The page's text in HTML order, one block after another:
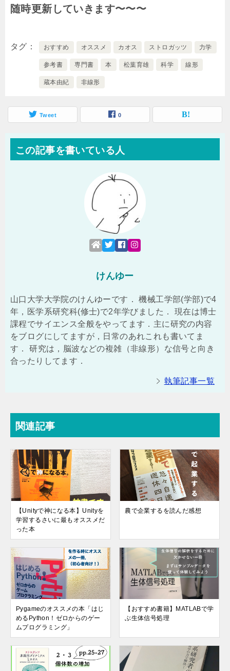
随時更新していきます〜〜〜
タグ おすすめ オススメ カオス ストロガッツ 力学
参考書 専門書 本 松葉育雄 科学 線形
蔵本由紀 非線形
Tweet 0
この記事を書いている人
けんゆー
山口大学大学院のけんゆーです． 機械工学部(学部)で4
年，医学系研究科(修士)で2年学びました． 現在は博士
課程でサイエンス全般をやってます．主に研究の内容
をブログにしてますが，日常のあれこれも書いてま
す． 研究は，脳波などの複雑（非線形）な信号と向き
合ったりしてます．
執筆記事一覧
関連記事
【Unityで神になる本】Unityを
学習するさいに最もオススメだ
った本
農で企業するを読んだ感想
Pygameのオススメの本「はじ
めるPython！ゼロからのゲー
ムプログラミング」
【おすすめ書籍】MATLABで学
ぶ生体信号処理